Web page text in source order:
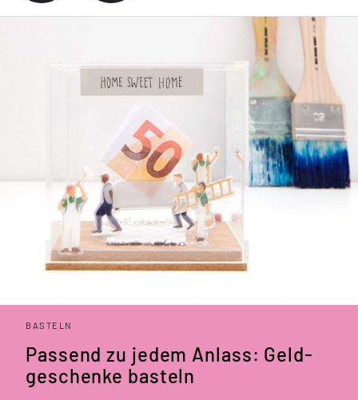
BASTELN
Passend zu jedem Anlass: Geld­
geschenke basteln